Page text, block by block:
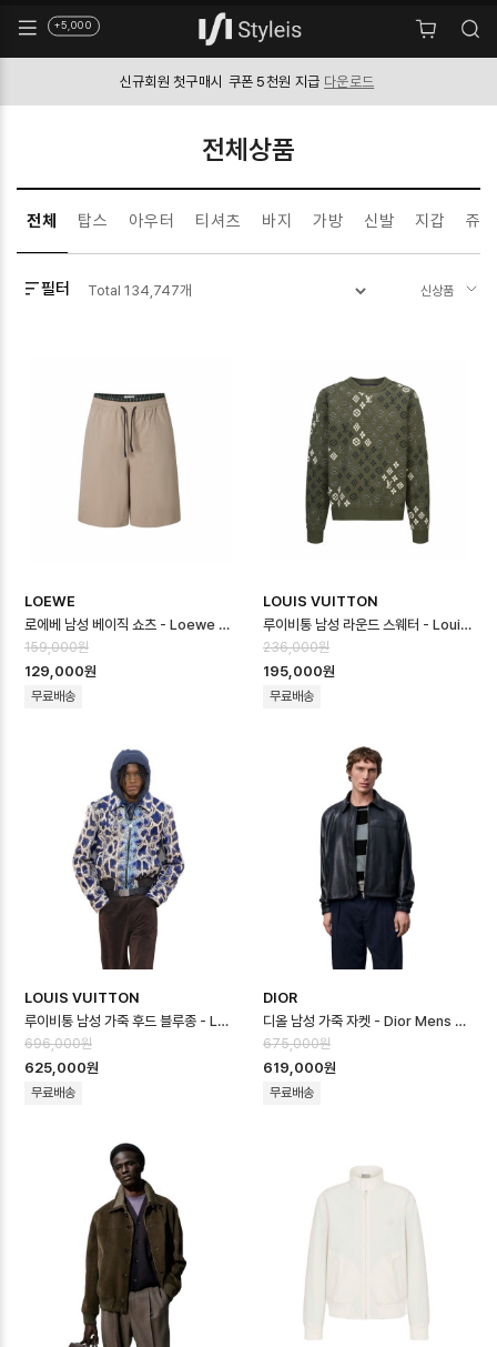
+5,000
신규회원 첫구매시 쿠폰 5천원 지급 다운로드
전체상품
전체 탑스 아우터 티셔츠 바지 가방 신발 지갑 쥬
필터 Total 134,747개
LOEWE
로에베 남성 베이직 쇼츠 - Loewe Mens Basic Shorts - loc16667…
159,000원
129,000원
무료배송
LOUIS VUITTON
루이비통 남성 라운드 스웨터 - Louis vuitton Mens Round Sweater…
236,000원
195,000원
무료배송
LOUIS VUITTON
루이비통 남성 가죽 후드 블루종 - Louis vuitton Mens Leather Hoo…
696,000원
625,000원
무료배송
DIOR
디올 남성 가죽 자켓 - Dior Mens Leather Jacket - dic16664x
675,000원
619,000원
무료배송